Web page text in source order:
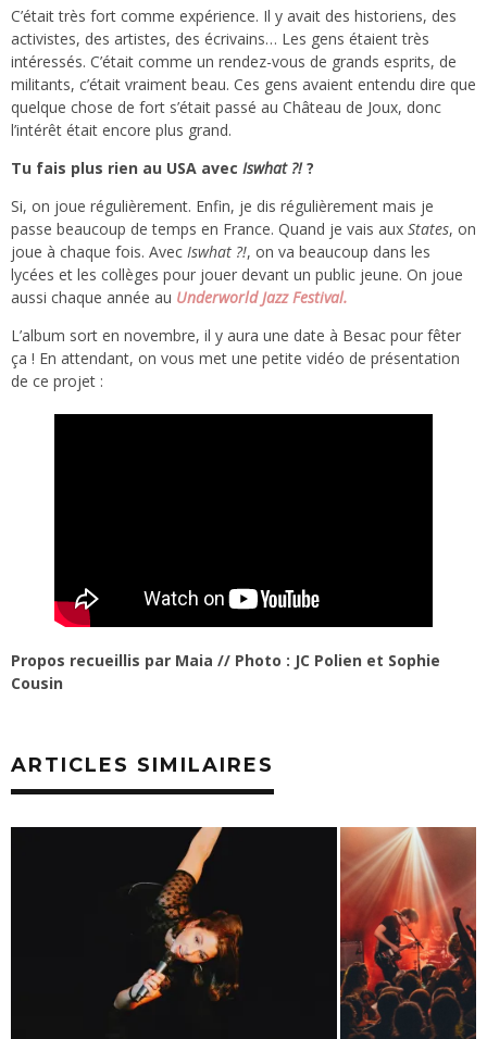
C’était très fort comme expérience. Il y avait des historiens, des
activistes, des artistes, des écrivains… Les gens étaient très
intéressés. C’était comme un rendez-vous de grands esprits, de
militants, c’était vraiment beau. Ces gens avaient entendu dire que
quelque chose de fort s’était passé au Château de Joux, donc
l’intérêt était encore plus grand.
Tu fais plus rien au USA avec Iswhat ?!?
Si, on joue régulièrement. Enfin, je dis régulièrement mais je
passe beaucoup de temps en France. Quand je vais aux States, on
joue à chaque fois. Avec Iswhat ?!, on va beaucoup dans les
lycées et les collèges pour jouer devant un public jeune. On joue
aussi chaque année au Underworld Jazz Festival.
L’album sort en novembre, il y aura une date à Besac pour fêter
ça ! En attendant, on vous met une petite vidéo de présentation
de ce projet :
Propos recueillis par Maia // Photo : JC Polien et Sophie
Cousin
ARTICLES SIMILAIRES